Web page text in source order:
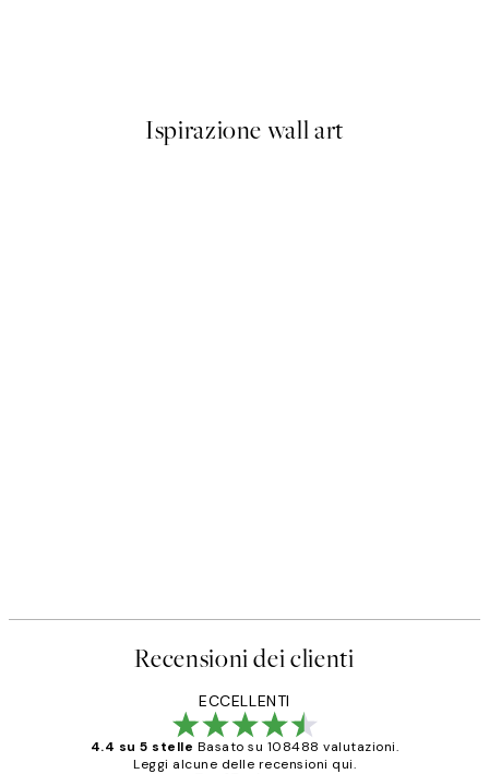
Ispirazione wall art
Recensioni dei clienti
ECCELLENTI
4.4 su 5 stelle Basato su 108488 valutazioni.
Leggi alcune delle recensioni qui.